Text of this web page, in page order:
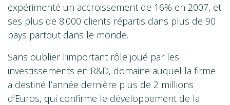
expérimenté un accroissement de 16% en 2007, et
ses plus de 8.000 clients répartis dans plus de 90
pays partout dans le monde.
Sans oublier l’important rôle joué par les
investissements en R&D, domaine auquel la firme
a destiné l’année dernière plus de 2 millions
d’Euros, qui confirme le développement de la